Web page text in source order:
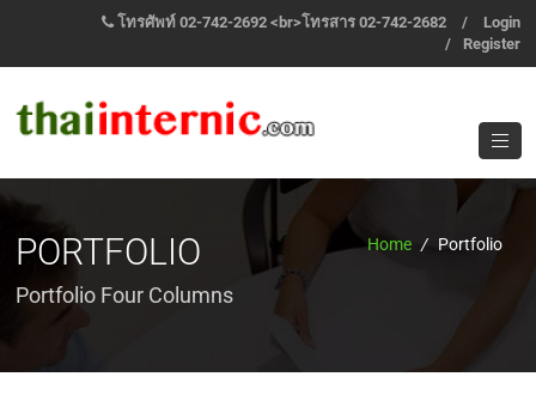
โทรศัพท์ 02-742-2692 <br>โทรสาร 02-742-2682 /
Login
/
Register
PORTFOLIO
Portfolio Four Columns
Home / Portfolio